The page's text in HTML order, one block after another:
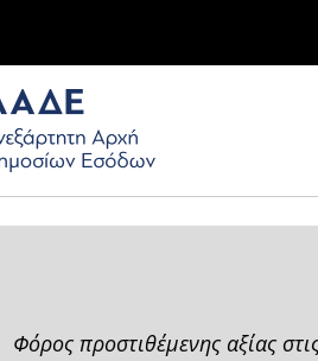
Φόρος προστιθέμενης αξίας